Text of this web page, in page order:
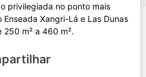
privilegiada no ponto mais
Xangri-Lá e Las Dunas